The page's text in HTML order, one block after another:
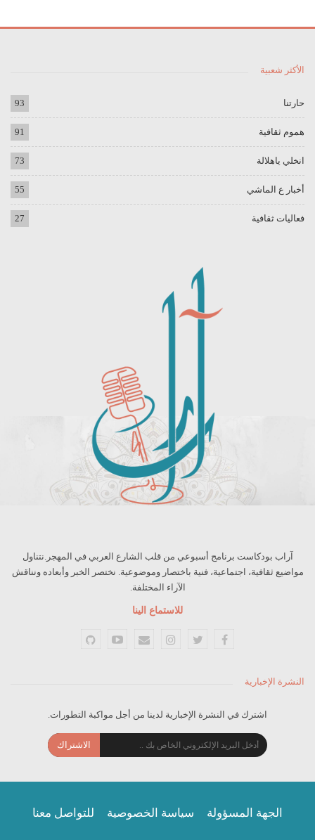
الأكثر شعبية
حارتنا 93
هموم ثقافية 91
انخلي ياهلالة 73
أخبار ع الماشي 55
فعاليات ثقافية 27
آراب بودكاست برنامج أسبوعي من قلب الشارع العربي في المهجر.نتناول
مواضيع ثقافية، اجتماعية، فنية باختصار وموضوعية. نختصر الخبر وأبعاده ونناقش
الآراء المختلفة.
للاستماع الينا
النشرة الإخبارية
اشترك في النشرة الإخبارية لدينا من أجل مواكبة التطورات.
الاشتراك
الجهة المسؤولة سياسة الخصوصية للتواصل معنا